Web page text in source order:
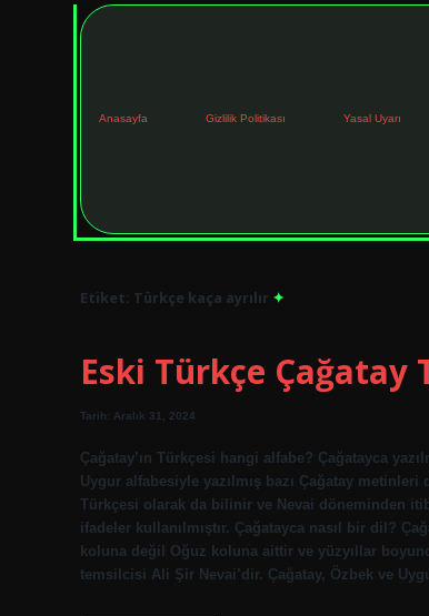
Anasayfa Gizlilik Politikası Yasal Uyarı
Etiket: Türkçe kaça ayrılır
Eski Türkçe Çağatay
Tarih: Aralık 31, 2024
Çağatay’ın Türkçesi hangi alfabe? Çağatayca
Uygur alfabesiyle yazılmış bazı Çağatay
Türkçesi olarak da bilinir ve Nevai döneminden
ifadeler kullanılmıştır. Çağatayca nasıl bir dil?
koluna değil Oğuz koluna aittir ve yüzyıllar
temsilcisi Ali Şir Nevai’dir. Çağatay, Özbek ve